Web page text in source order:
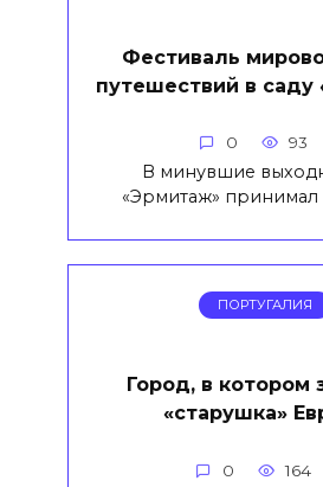
Фестиваль
путешествий в саду
0 93
В минувшие
«Эрмитаж» принимал
ПОРТУГАЛИЯ
Город, в котором
«старушка»
0 164